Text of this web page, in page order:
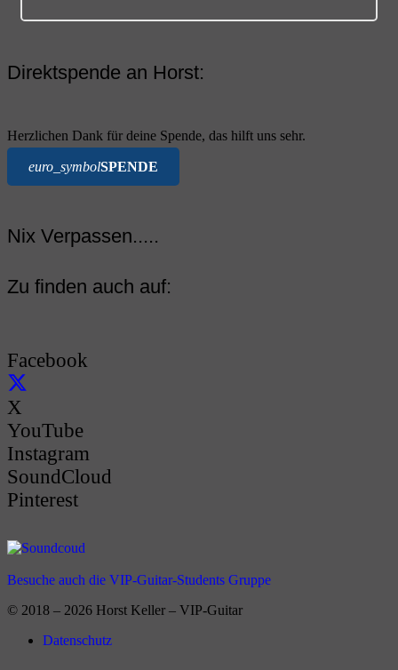
Direktspende an Horst:
Herzlichen Dank für deine Spende, das hilft uns sehr.
euro_symbolSPENDE
Nix Verpassen.....
Zu finden auch auf:
Facebook
X
YouTube
Instagram
SoundCloud
Pinterest
Besuche auch die VIP-Guitar-Students Gruppe
© 2018 – 2026 Horst Keller – VIP-Guitar
Datenschutz